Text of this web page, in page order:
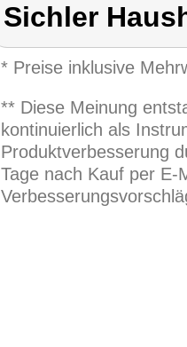
Sichler
* Preise inklusive
** Diese Meinung
kontinuierlich als
Produktverbesserung
Tage nach Kauf per E-